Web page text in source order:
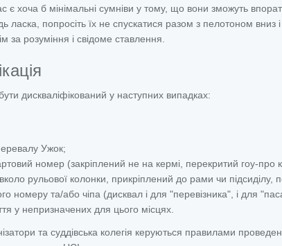
є хоча б мінімальні сумніви у тому, що вони зможуть
ласка, попросіть їх не спускатися разом з пелотоном вниз
розуміння і свідоме ставлення.
дискваліфікований у наступних випадках:
Ужок;
номер (закріплений не на кермі, перекритий гоу-
рульової колонки, прикріплений до рами чи
номеру та/або чіпа (дисквал і для "перевізника", і для
у непризначених для цього місцях.
та суддівська колегія керуються правилами